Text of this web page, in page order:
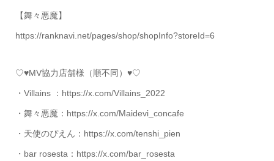
【舞々悪魔】
https://ranknavi.net/pages/shop/shopInfo?storeId=6
♡♥MV協力店舗様（順不同）♥♡
・Villains ：https://x.com/Villains_2022
・舞々悪魔：https://x.com/Maidevi_concafe
・天使のぴえん：https://x.com/tenshi_pien
・bar rosesta：https://x.com/bar_rosesta